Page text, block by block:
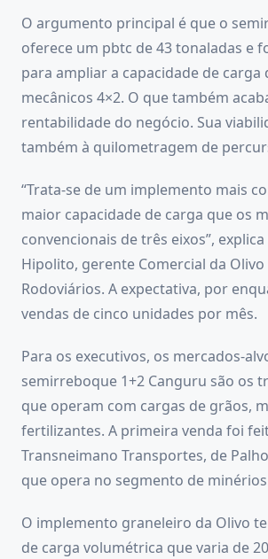
O argumento principal é que o
oferece um pbtc de 43 tonaladas e
para ampliar a capacidade de carga
mecânicos 4×2. O que também
rentabilidade do negócio. Sua
também à quilometragem de
“Trata-se de um implemento mais
maior capacidade de carga que os
convencionais de três eixos”,
Hipolito, gerente Comercial da
Rodoviários. A expectativa, por
vendas de cinco unidades por mês.
Para os executivos, os mercados-
semirreboque 1+2 Canguru são os
que operam com cargas de grãos,
fertilizantes. A primeira venda foi
Transneimano Transportes, de
que opera no segmento de
O implemento graneleiro da Olivo
de carga volumétrica que varia de